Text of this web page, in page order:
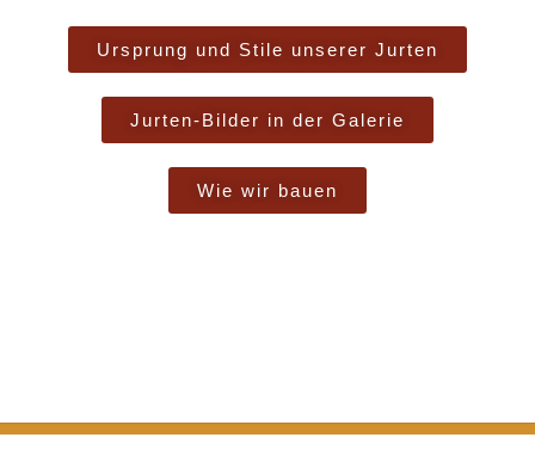
Ursprung und Stile unserer Jurten
Jurten-Bilder in der Galerie
Wie wir bauen